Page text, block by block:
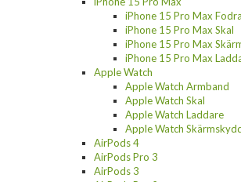
iPhone 15 Pro Max
iPhone 15 Pro Max Skal
iPhone 15 Pro Max
iPhone 15 Pro Max
Apple Watch
Apple Watch Armband
Apple Watch Skal
Apple Watch Laddare
Apple Watch
AirPods 4
AirPods Pro 3
AirPods 3